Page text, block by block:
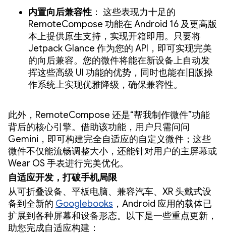
内置向后兼容性 ： 这些表现力十足的
RemoteCompose 功能在 Android 16 及更高版
本上提供原生支持，实现开箱即用。只要将
Jetpack Glance 作为您的 API，即可实现完美
的向后兼容。您的微件将能在新设备上自动发
挥这些高级 UI 功能的优势，同时也能在旧版操
作系统上实现优雅降级，确保兼容性。
此外，RemoteCompose 还是“帮我制作微件”功能
背后的核心引擎。借助该功能，用户只需问问
Gemini，即可构建完全自适应的自定义微件；这些
微件不仅能流畅调整大小，还能针对用户的主屏幕或
Wear OS 手表进行完美优化。
自适应开发，打破手机局限
从可折叠设备、平板电脑、兼容汽车、XR 头戴式设
备到全新的 Googlebooks ，Android 应用的载体已
扩展到各种屏幕和设备形态。以下是一些重点更新，
助您完成自适应构建：